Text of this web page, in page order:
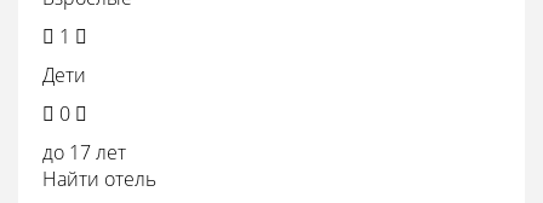
 1 
Дети
 0 
до 17 лет
Найти отель